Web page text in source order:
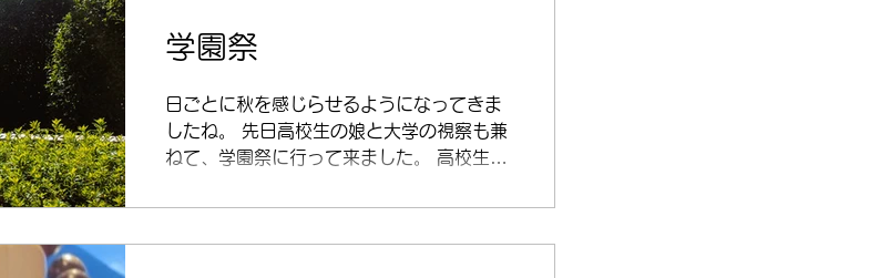
学園祭
日ごとに秋を感じらせるようになってきま
したね。 先日高校生の娘と大学の視察も兼
ねて、学園祭に行って来ました。 高校生と
キラしていて羨ましかったです。 お笑いの